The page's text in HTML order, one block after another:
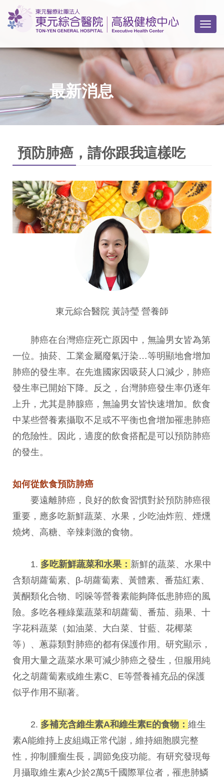
最新消息
預防肺癌，請你跟我這樣吃
東元綜合醫院 黃詩瑩 營養師
肺癌在台灣癌症死亡原因中，無論男女皆為第
一位。抽菸、工業金屬廢氣汙染…等明顯地會增加
肺癌的發生率。在先進國家因吸菸人口減少，肺癌
發生率已開始下降。反之，台灣肺癌發生率仍逐年
上升，尤其是肺腺癌，無論男女皆快速增加。飲食
中某些營養素攝取不足或不平衡也會增加罹患肺癌
的危險性。因此，適度的飲食搭配是可以預防肺癌
的發生。
如何從飲食預防肺癌
要遠離肺癌，良好的飲食習慣對於預防肺癌很
重要，應多吃新鮮蔬菜、水果，少吃油炸煎、煙燻
燒烤、高糖、辛辣刺激的食物。
1. 多吃新鮮蔬菜和水果： 新鮮的蔬菜、水果中
含類胡蘿蔔素、β-胡蘿蔔素、黃體素、番茄紅素、
黃酮類化合物、吲哚等營養素能夠降低患肺癌的風
險。多吃各種綠葉蔬菜和胡蘿蔔、番茄、蘋果、十
字花科蔬菜（如油菜、大白菜、甘藍、花椰菜
等）、蔥蒜類對肺癌的都有保護作用。研究顯示，
食用大量之蔬菜水果可減少肺癌之發生，但服用純
化之胡蘿蔔素或維生素C、E等營養補充品的保護
似乎作用不顯著。
2. 多補充含維生素A和維生素E的食物： 維生
素A能維持上皮組織正常代謝，維持細胞膜完整
性，抑制腫瘤生長，調節免疫功能。有研究發現每
月攝取維生素A少於2萬5千國際單位者，罹患肺鱗